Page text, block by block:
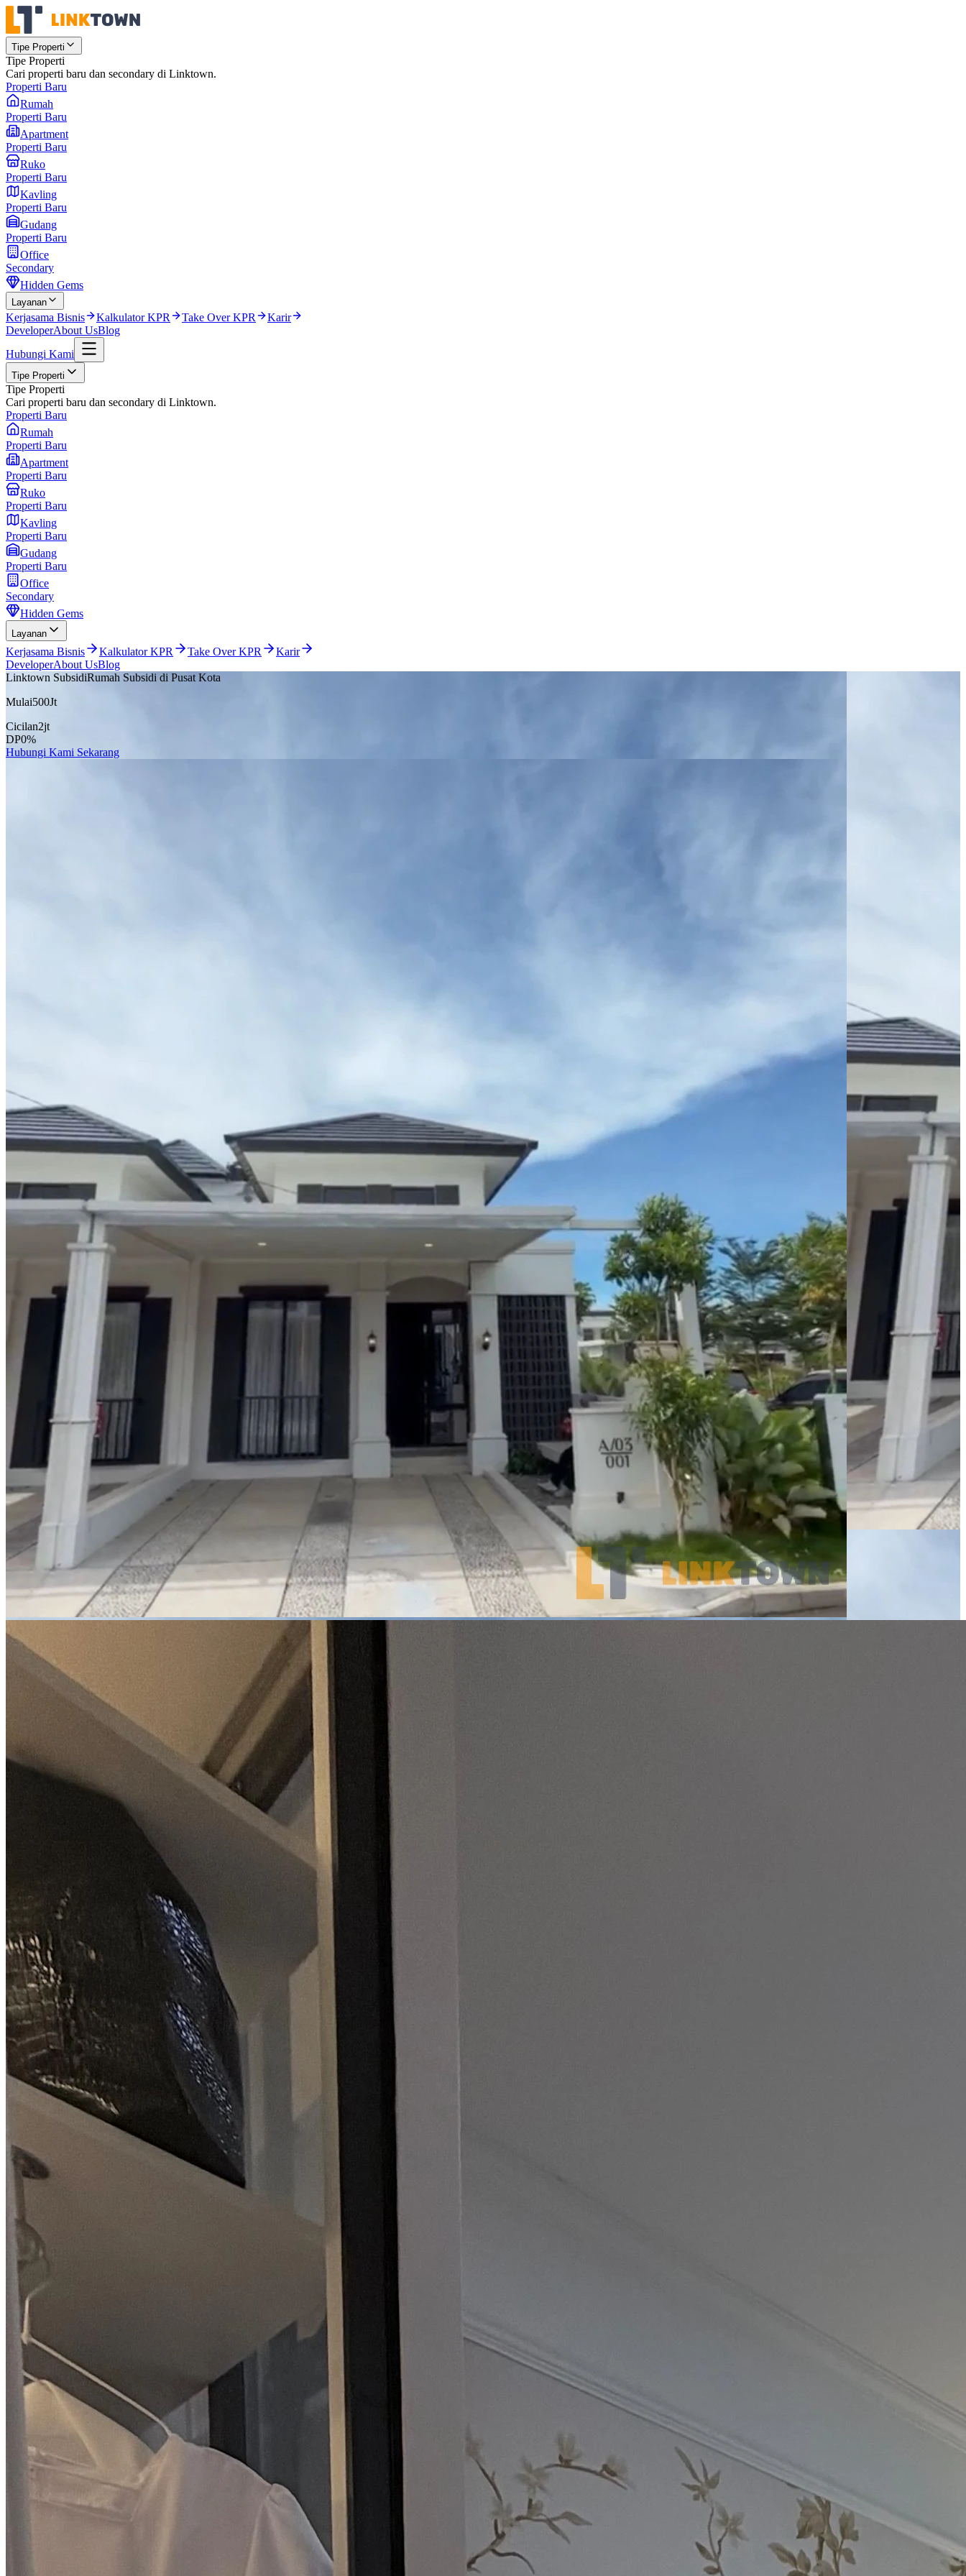
Tipe Properti
Tipe Properti
Cari properti baru dan secondary di Linktown.
Properti Baru
Rumah
Properti Baru
Apartment
Properti Baru
Ruko
Properti Baru
Kavling
Properti Baru
Gudang
Properti Baru
Office
Secondary
Hidden Gems
Layanan
Kerjasama Bisnis Kalkulator KPR Take Over KPR
Karir
DeveloperAbout UsBlog
Hubungi Kami
Tipe Properti
Tipe Properti
Cari properti baru dan secondary di Linktown.
Properti Baru
Rumah
Properti Baru
Apartment
Properti Baru
Ruko
Properti Baru
Kavling
Properti Baru
Gudang
Properti Baru
Office
Secondary
Hidden Gems
Layanan
Kerjasama Bisnis Kalkulator KPR Take Over KPR
Karir
DeveloperAbout UsBlog
Linktown SubsidiRumah Subsidi di Pusat Kota
Mulai500Jt
Cicilan2jt
DP0%
Hubungi Kami Sekarang